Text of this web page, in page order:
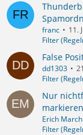
franc
11.
Filter
False
dd1303
Filter
Nur
Erich March
Filter